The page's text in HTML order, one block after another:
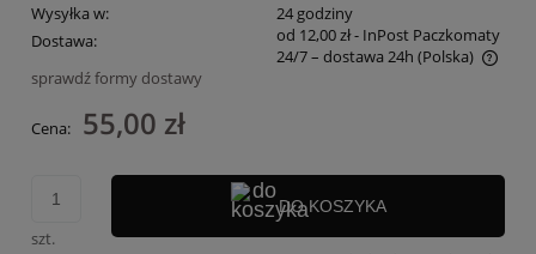
Wysyłka w:
24 godziny
Dostawa:
od 12,00 zł- InPost Paczkomaty
24/7 – dostawa 24h (Polska)
Cena nie zawiera ewentualnych kosztów płatności
sprawdź formy dostawy
Cena: 55,00 zł
szt.
DO KOSZYKA